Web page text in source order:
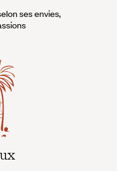
ses envies,